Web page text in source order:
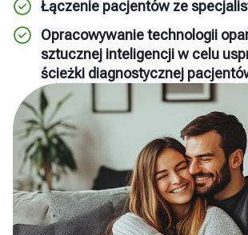
Łączenie pacjentów ze
Opracowywanie technologii
sztucznej inteligencji w celu
ścieżki diagnostycznej